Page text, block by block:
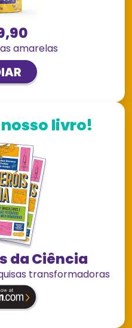
amarelas
livro!
da Ciência
transformadoras